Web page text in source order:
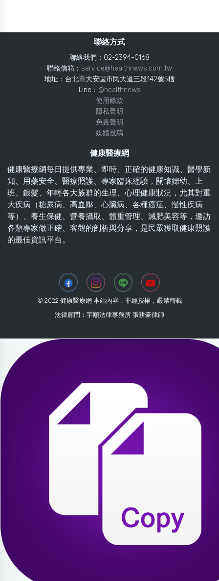
聯絡方式
聯絡我們：02-2394-0168
聯絡信箱： service@healthnews.com.tw
地址：台北市大安區市民大道三段142號5樓
Line： @healthnews
使用條款
隱私聲明
免責聲明
媒體投稿
健康醫療網
健康醫療網每日提供專業、即時、正確的健康知識、醫學新
知、用藥安全、醫療照護、專家臨床經驗，關懷婦幼、上
班、銀髮、年輕各大族群的生理、心理健康狀況，尤其對重
大疾病（糖尿病、高血壓、心臟病、各種癌症、慢性疾病
等）、養生保健、營養攝取、體重管理、減肥美容等，邀訪
各類專家做正確、客觀的剖析與分享，是民眾獲取健康照護
的最佳資訊平台。
© 2022 健康醫療網 本站內容，非經授權，嚴禁轉載
法律顧問：宇順法律事務所 張耕豪律師